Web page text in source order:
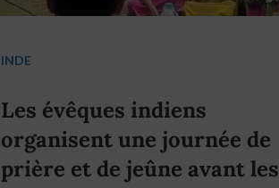
INDE
Les évêques indiens
organisent une journée de
prière et de jeûne avant les